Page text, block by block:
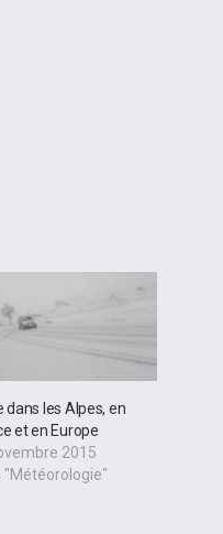
dans les Alpes, en
et en Europe
2015
"Météorologie"